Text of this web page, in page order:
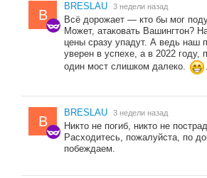
B
BRESLAU 3 недели назад
Всё дорожает — кто бы мог
Может, атаковать Вашингтон?
цены сразу упадут. А ведь наш
уверен в успехе, а в 2022 году,
один мост слишком далеко.
B
BRESLAU 3 недели назад
Никто не погиб, никто не
Расходитесь, пожалуйста, по
побеждаем.